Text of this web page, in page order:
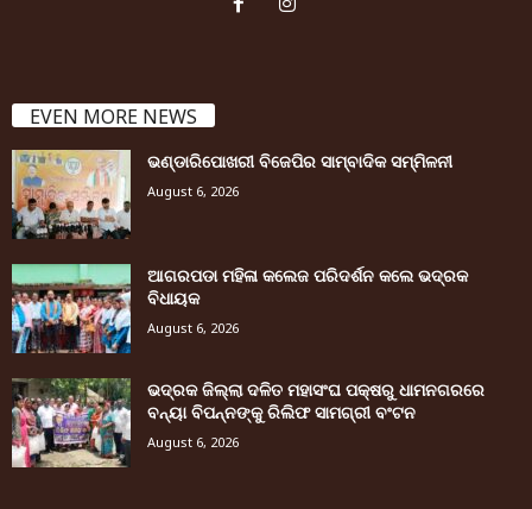
EVEN MORE NEWS
ଭଣ୍ଡାରିପୋଖରୀ ବିଜେପିର ସାମ୍ବାଦିକ ସମ୍ମିଳନୀ
August 6, 2026
ଆଗରପଡା ମହିଳା କଲେଜ ପରିଦର୍ଶନ କଲେ ଭଦ୍ରକ
ବିଧାୟକ
August 6, 2026
ଭଦ୍ରକ ଜିଲ୍ଲା ଦଳିତ ମହାସଂଘ ପକ୍ଷରୁ ଧାମନଗରରେ
ବନ୍ୟା ବିପନ୍ନଙ୍କୁ ରିଲିଫ ସାମଗ୍ରୀ ବଂଟନ
August 6, 2026